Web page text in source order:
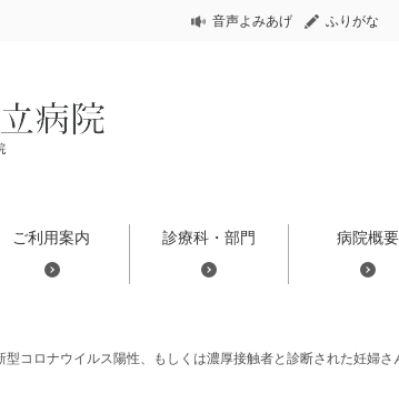
音声よみあげ ふりがな
ご利用案内 診療科・部門 病院概要
型コロナウイルス陽性、もしくは濃厚接触者と診断された妊婦さ